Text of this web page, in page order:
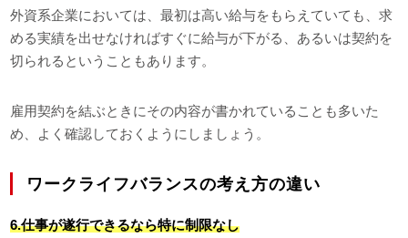
外資系企業においては、最初は高い給与をもらえていても、求
める実績を出せなければすぐに給与が下がる、あるいは契約を
切られるということもあります。
雇用契約を結ぶときにその内容が書かれていることも多いた
め、よく確認しておくようにしましょう。
ワークライフバランスの考え方の違い
6.仕事が遂行できるなら特に制限なし